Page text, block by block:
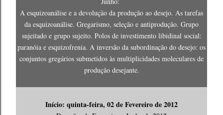
A esquizoanálise e a devolução da produção ao desejo. As tarefas
da esquizoanálise. Gregarismo, seleção e antiprodução. Grupo
sujeitado e grupo sujeito. Polos de investimento libidinal social:
paranóia e esquizofrenia. A inversão da subordinação do desejo: os
conjuntos gregários submetidos às multiplicidades moleculares de
produção desejante.
Início: quinta-feira, 02 de Fevereiro de 2012